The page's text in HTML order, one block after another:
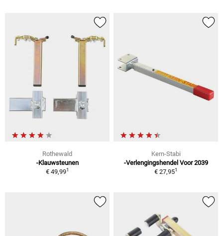
Rothewald
-Klauwsteunen
€ 49,991
Kern-Stabi
-Verlengingshendel Voor 2039
€ 27,951